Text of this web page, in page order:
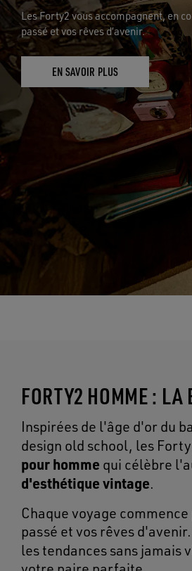
Les Forty2 vous accompagnent, en
passé et vos rêves d’avenir.
EN SAVOIR PLUS
FORTY2 HOMME : LA
Inspirées de l'âge d'or du
design old school, les
pour homme qui célèbre
d'esthétique vintage.
Chaque voyage
passé et vos rêves
les tendances sans